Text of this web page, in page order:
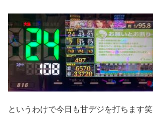
というわけで今日も甘デジを打ちます笑